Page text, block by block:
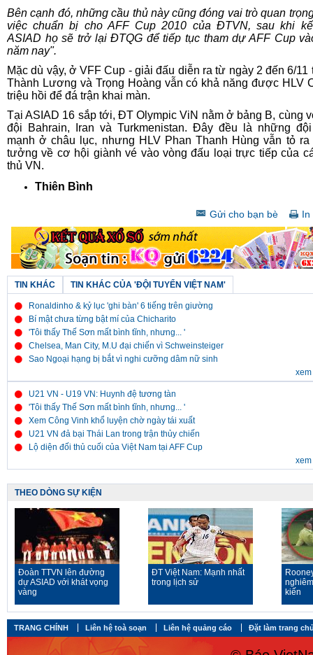
Bên cạnh đó, những cầu thủ này cũng đóng vai trò quan
việc chuẩn bị cho AFF Cup 2010 của ĐTVN, sau khi
ASIAD họ sẽ trở lại ĐTQG để tiếp tục tham dự AFF Cup
năm nay".
Mặc dù vậy, ở VFF Cup - giải đấu diễn ra từ ngày 2 đến 6/11
Thành Lương và Trọng Hoàng vẫn có khả năng được HLV
triệu hồi để đá trận khai màn.
Tại ASIAD 16 sắp tới, ĐT Olympic ViN nằm ở bảng B, cùng
đội Bahrain, Iran và Turkmenistan. Đây đều là những
mạnh ở châu lục, nhưng HLV Phan Thanh Hùng vẫn tỏ ra
tưởng về cơ hội giành vé vào vòng đấu loại trực tiếp của
thủ VN.
Thiên Bình
Gửi cho bạn bè In
TIN KHÁC TIN KHÁC CỦA 'ĐỘI TUYỂN VIỆT NAM'
Ronaldinho & kỷ lục 'ghi bàn' 6 tiếng trên giường
Bí mật chưa từng bật mí của Chicharito
'Tôi thấy Thế Sơn mất bình tĩnh, nhưng... '
Chelsea, Man City, M.U đại chiến vì Schweinsteiger
Sao Ngoại hạng bị bắt vì nghi cưỡng dâm nữ sinh
U21 VN - U19 VN: Huynh đệ tương tàn
'Tôi thấy Thế Sơn mất bình tĩnh, nhưng... '
Xem Công Vinh khổ luyện chờ ngày tái xuất
U21 VN đả bại Thái Lan trong trận thủy chiến
Lộ diện đối thủ cuối của Việt Nam tại AFF Cup
THEO DÒNG SỰ KIỆN
Đoàn TTVN lên đường
dự ASIAD với khát vọng
vàng
ĐT Việt Nam: Mạnh nhất
trong lịch sử
kiến
TRANG CHÍNH Liên hệ toà soạn Liên hệ quảng cáo Đặt làm trang